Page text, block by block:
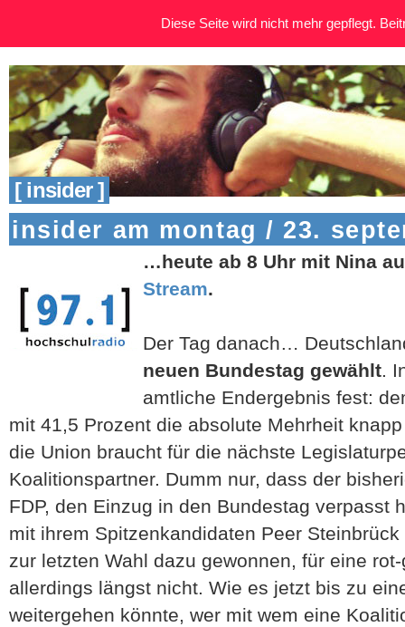
[ insider ]
insider am montag / 23.
…heute ab 8 Uhr mit Nina
Stream.
Der Tag danach…
neuen Bundestag gewählt.
amtliche Endergebnis fest:
mit 41,5 Prozent die absolute Mehrheit
die Union braucht für die nächste
Koalitionspartner. Dumm nur, dass der
FDP, den Einzug in den Bundestag verpasst
mit ihrem Spitzenkandidaten Peer
zur letzten Wahl dazu gewonnen, für eine
allerdings längst nicht. Wie es jetzt bis zu
weitergehen könnte, wer mit wem eine
Diese Seite wird nicht mehr gepflegt.